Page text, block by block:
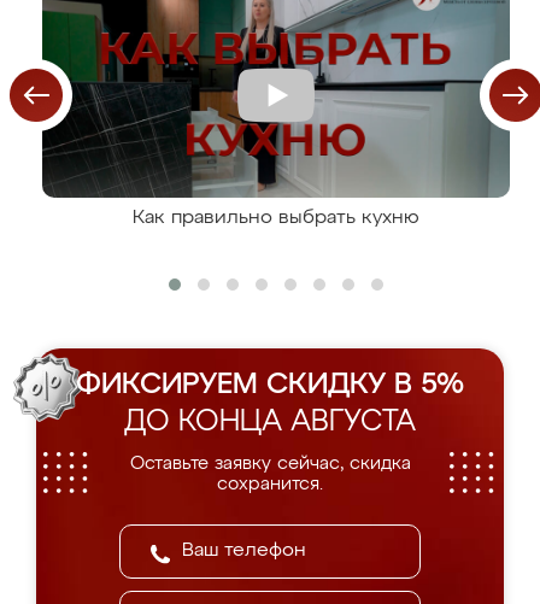
Как правильно выбрать кухню
ФИКСИРУЕМ СКИДКУ В 5%
ДО КОНЦА АВГУСТА
Оставьте заявку сейчас, скидка
сохранится.